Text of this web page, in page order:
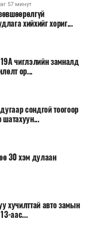
57 минут
хийхийг хориг...
чиглэлийн замналд
ор...
сондгой тоогоор
шатахуун...
30 хэм дулаан
хучилттай авто замын
аас...